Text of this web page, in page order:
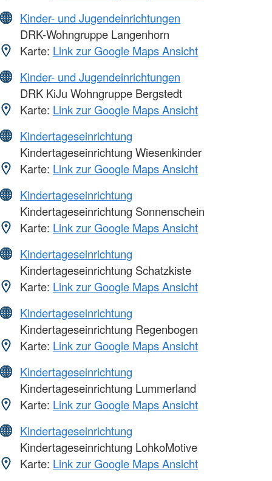
Kinder- und Jugendeinrichtungen
DRK-Wohngruppe Langenhorn
Karte: Link zur Google Maps Ansicht
Kinder- und Jugendeinrichtungen
DRK KiJu Wohngruppe Bergstedt
Karte: Link zur Google Maps Ansicht
Kindertageseinrichtung
Kindertageseinrichtung Wiesenkinder
Karte: Link zur Google Maps Ansicht
Kindertageseinrichtung
Kindertageseinrichtung Sonnenschein
Karte: Link zur Google Maps Ansicht
Kindertageseinrichtung
Kindertageseinrichtung Schatzkiste
Karte: Link zur Google Maps Ansicht
Kindertageseinrichtung
Kindertageseinrichtung Regenbogen
Karte: Link zur Google Maps Ansicht
Kindertageseinrichtung
Kindertageseinrichtung Lummerland
Karte: Link zur Google Maps Ansicht
Kindertageseinrichtung
Kindertageseinrichtung LohkoMotive
Karte: Link zur Google Maps Ansicht